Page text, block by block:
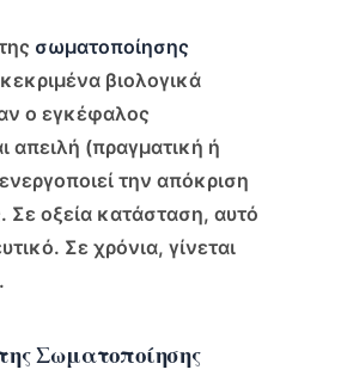
σωματοποίησης
βιολογικά
ο εγκέφαλος
απειλή (πραγματική ή
την απόκριση
Σε οξεία κατάσταση, αυτό
Σε χρόνια, γίνεται
Σωματοποίησης